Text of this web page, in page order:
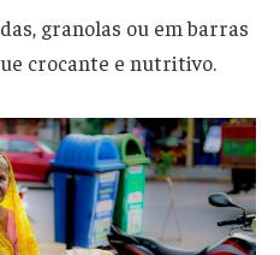
granolas ou em barras
crocante e nutritivo.